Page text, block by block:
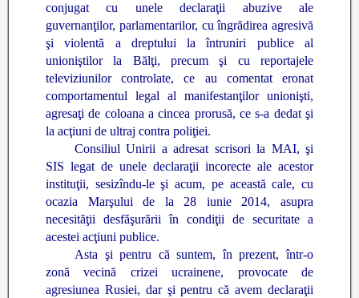
conjugat cu unele declaraţii abuzive ale
guvernanţilor, parlamentarilor, cu îngrădirea agresivă
şi violentă a dreptului la întruniri publice al
unioniştilor la Bălţi, precum şi cu reportajele
televiziunilor controlate, ce au comentat eronat
comportamentul legal al manifestanţilor unionişti,
agresaţi de coloana a cincea prorusă, ce s-a dedat şi
la acţiuni de ultraj contra poliţiei.
Consiliul Unirii a adresat scrisori la MAI, şi
SIS legat de unele declaraţii incorecte ale acestor
instituţii, sesizîndu-le şi acum, pe această cale, cu
ocazia Marşului de la 28 iunie 2014, asupra
necesităţii desfăşurării în condiţii de securitate a
acestei acţiuni publice.
Asta şi pentru că suntem, în prezent, într-o
zonă vecină crizei ucrainene, provocate de
agresiunea Rusiei, dar şi pentru că avem declaraţii